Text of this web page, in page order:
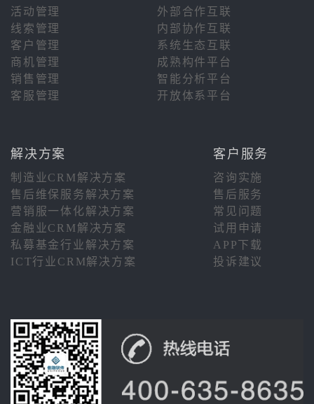
活动管理
外部合作互联
线索管理
内部协作互联
客户管理
系统生态互联
商机管理
成熟构件平台
销售管理
智能分析平台
客服管理
开放体系平台
解决方案 客户服务
制造业CRM解决方案
咨询实施
售后维保服务解决方案
售后服务
营销服一体化解决方案
常见问题
金融业CRM解决方案
试用申请
私募基金行业解决方案
APP下载
ICT行业CRM解决方案
投诉建议